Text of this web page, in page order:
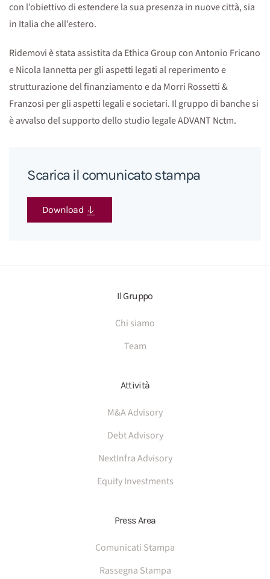
con l’obiettivo di estendere la sua presenza in nuove città, sia
in Italia che all’estero.
Ridemovi è stata assistita da Ethica Group con Antonio Fricano
e Nicola Iannetta per gli aspetti legati al reperimento e
strutturazione del finanziamento e da Morri Rossetti &
Franzosi per gli aspetti legali e societari. Il gruppo di banche si
è avvalso del supporto dello studio legale ADVANT Nctm.
Scarica il comunicato stampa
Download
Il Gruppo
Chi siamo
Team
Attività
M&A Advisory
Debt Advisory
NextInfra Advisory
Equity Investments
Press Area
Comunicati Stampa
Rassegna Stampa